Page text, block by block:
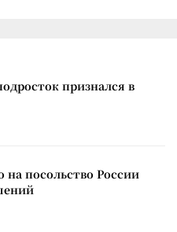
признался в
на посольство России